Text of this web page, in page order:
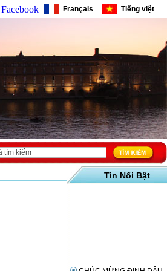
Facebook Français Tiếng việt
Tin Nổi Bật